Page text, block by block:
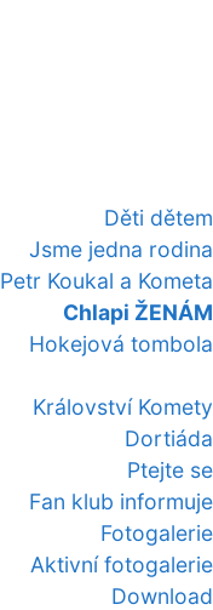
Děti dětem
Jsme jedna rodina
Petr Koukal a Kometa
Chlapi ŽENÁM
Hokejová tombola
Království Komety
Dortiáda
Ptejte se
Fan klub informuje
Fotogalerie
Aktivní fotogalerie
Download